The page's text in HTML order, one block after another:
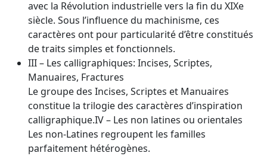
avec la Révolution industrielle vers la fin du XIXe
siècle. Sous l’influence du machinisme, ces
caractères ont pour particularité d’être constitués
de traits simples et fonctionnels.
III – Les calligraphiques: Incises, Scriptes,
Manuaires, Fractures
Le groupe des Incises, Scriptes et Manuaires
constitue la trilogie des caractères d’inspiration
calligraphique.IV – Les non latines ou orientales
Les non-Latines regroupent les familles
parfaitement hétérogènes.